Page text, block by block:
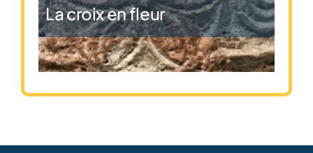
La croix en fleur